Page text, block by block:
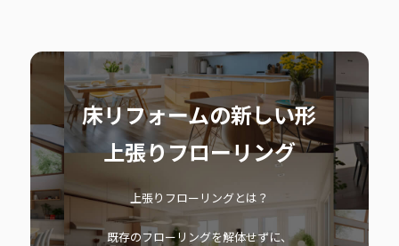
床リフォームの新しい形
上張りフローリング
上張りフローリングとは？
既存のフローリングを解体せずに、